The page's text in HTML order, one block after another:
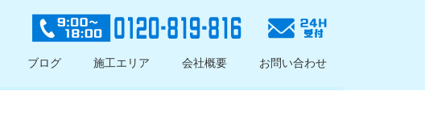
ブログ 施工エリア 会社概要 お問い合わせ